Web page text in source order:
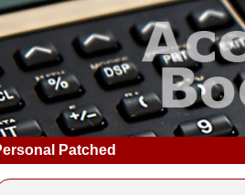
Patched